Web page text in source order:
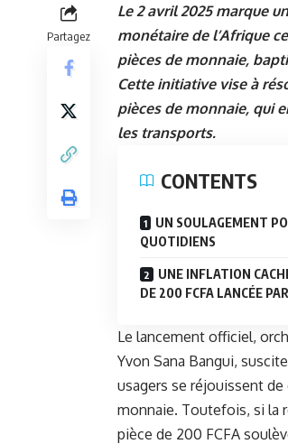
Partagez
Le 2 avril 2025 marque
monétaire de l’Afrique
pièces de monnaie,
Cette initiative vise à
pièces de monnaie, qui
les transports.
CONTENTS
UN SOULAGEMENT
QUOTIDIENS
UNE INFLATION
DE 200 FCFA LANCÉE
Le lancement officiel,
Yvon Sana Bangui,
usagers se réjouissent
monnaie. Toutefois, si la
pièce de 200 FCFA